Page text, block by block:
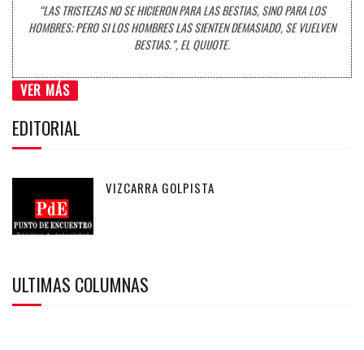
“LAS TRISTEZAS NO SE HICIERON PARA LAS BESTIAS, SINO PARA LOS
HOMBRES; PERO SI LOS HOMBRES LAS SIENTEN DEMASIADO, SE VUELVEN
BESTIAS.”, EL QUIJOTE.
VER MÁS
EDITORIAL
VIZCARRA GOLPISTA
ULTIMAS COLUMNAS